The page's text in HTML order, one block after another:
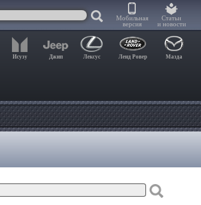
Мобильная
версия
Статьи
и новости
Исузу Джип Лексус Ленд Ровер Мазда